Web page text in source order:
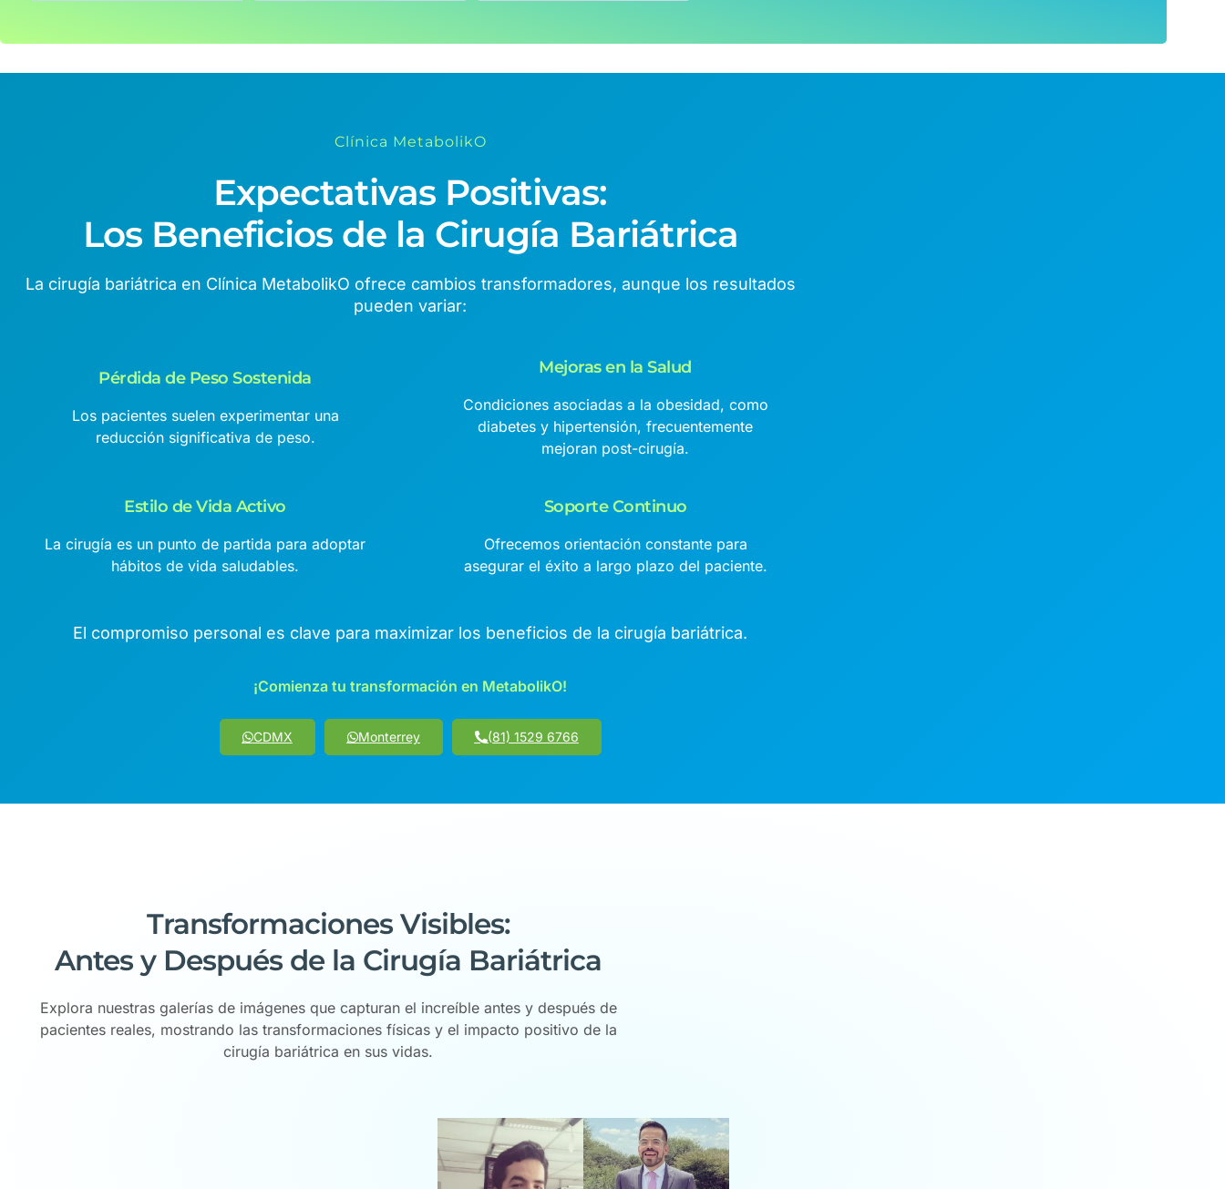
Clínica MetabolikO
Expectativas Positivas:
Los Beneficios de la Cirugía Bariátrica
La cirugía bariátrica en Clínica MetabolikO ofrece cambios transformadores, aunque los resultados
pueden variar:
Pérdida de Peso Sostenida
Los pacientes suelen experimentar una
reducción significativa de peso.
Mejoras en la Salud
Condiciones asociadas a la obesidad, como
diabetes y hipertensión, frecuentemente
mejoran post-cirugía.
Estilo de Vida Activo
La cirugía es un punto de partida para adoptar
hábitos de vida saludables.
Soporte Continuo
Ofrecemos orientación constante para
asegurar el éxito a largo plazo del paciente.
El compromiso personal es clave para maximizar los beneficios de la cirugía bariátrica.
¡Comienza tu transformación en MetabolikO!
CDMX Monterrey (81) 1529 6766
Transformaciones Visibles:
Antes y Después de la Cirugía Bariátrica
Explora nuestras galerías de imágenes que capturan el increíble antes y después de
pacientes reales, mostrando las transformaciones físicas y el impacto positivo de la
cirugía bariátrica en sus vidas.